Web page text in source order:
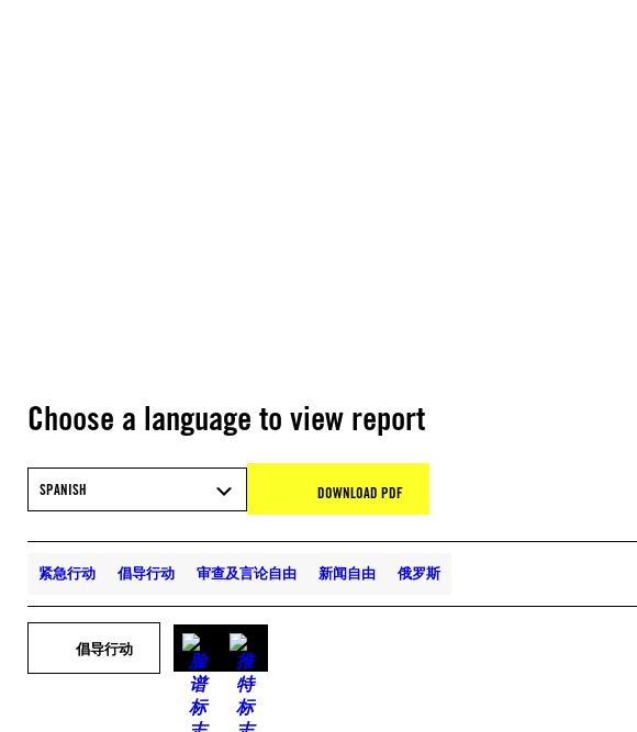
Choose a language to view report
SPANISH DOWNLOAD PDF
紧急行动 倡导行动 审查及言论自由 新闻自由 俄罗斯
倡导行动